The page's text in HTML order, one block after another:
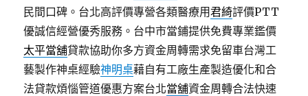
民間口碑。台北高評價專營各類醫療用君綺評價PTT
優誠信經營優秀服務。台中市當鋪提供免費專業鑑價
太平當舖貸款協助你多方資金周轉需求免留車台灣工
藝製作神桌經驗神明桌藉自有工廠生產製造優化和合
法貸款煩惱管道優惠方案台北當舖資金周轉合法快速